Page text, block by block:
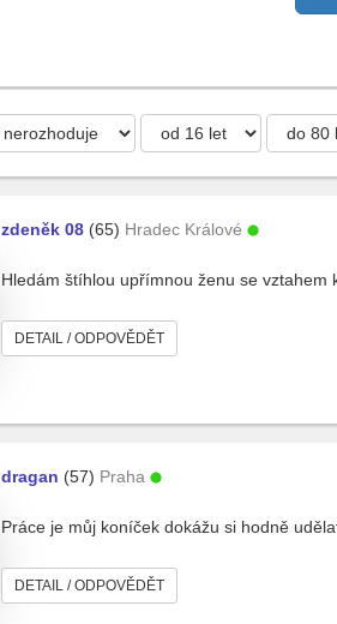
zdeněk 08 (65) Hradec Králové
Hledám štíhlou upřímnou ženu se vztahem
DETAIL / ODPOVĚDĚT
dragan (57) Praha
Práce je můj koníček dokážu si hodně
DETAIL / ODPOVĚDĚT